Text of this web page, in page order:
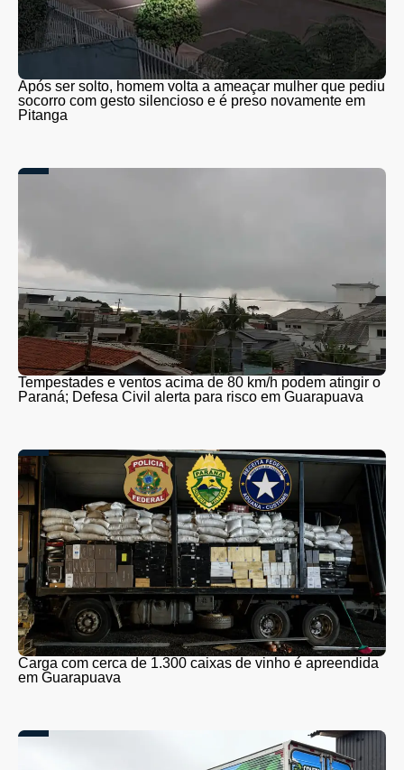
Após ser solto, homem volta a ameaçar mulher que pediu
socorro com gesto silencioso e é preso novamente em
Pitanga
Tempestades e ventos acima de 80 km/h podem atingir o
Paraná; Defesa Civil alerta para risco em Guarapuava
Carga com cerca de 1.300 caixas de vinho é apreendida
em Guarapuava